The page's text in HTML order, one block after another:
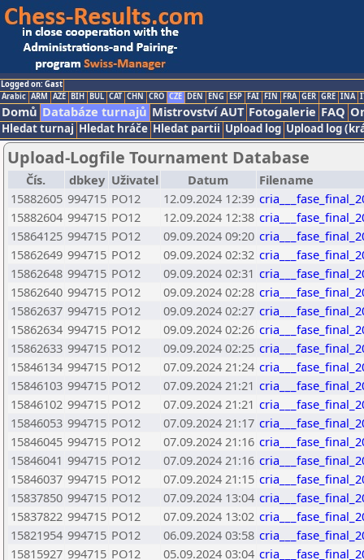
Logged on: Gast
Arabic ARM AZE BIH BUL CAT CHN CRO CZE DEN ENG ESP FAI FIN FRA GER GRE INA
Domů Databáze turnajů Mistrovství AUT Fotogalerie FAQ
Hledat turnaj Hledat hráče Hledat partii Upload log Upload log
Upload-Logfile Tournament Database
Čís. dbkey Uživatel Datum
Filename
15882605 994715 PO12 12.09.2024 12:39
15882604 994715 PO12 12.09.2024 12:38
15864125 994715 PO12 09.09.2024 09:20
15862649 994715 PO12 09.09.2024 02:32
15862648 994715 PO12 09.09.2024 02:31
15862640 994715 PO12 09.09.2024 02:28
15862637 994715 PO12 09.09.2024 02:27
15862634 994715 PO12 09.09.2024 02:26
15862633 994715 PO12 09.09.2024 02:25
15846134 994715 PO12 07.09.2024 21:24
15846103 994715 PO12 07.09.2024 21:21
15846102 994715 PO12 07.09.2024 21:21
15846053 994715 PO12 07.09.2024 21:17
15846045 994715 PO12 07.09.2024 21:16
15846041 994715 PO12 07.09.2024 21:16
15846037 994715 PO12 07.09.2024 21:15
15837850 994715 PO12 07.09.2024 13:04
15837822 994715 PO12 07.09.2024 13:02
15821954 994715 PO12 06.09.2024 03:58
15815927 994715 PO12 05.09.2024 03:04